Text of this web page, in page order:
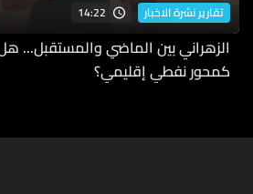
تقارير نشرة الاخبار 14:22
الزهراني بين الماضي والمستقبل...
كمحور نفطي إقليمي؟